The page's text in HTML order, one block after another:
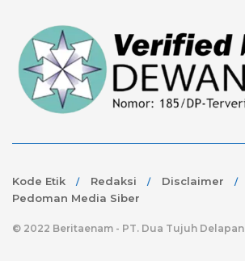
Kode Etik Redaksi
Disclaimer
Pedoman Media Siber
© 2022 Beritaenam - PT. Dua Tujuh Delapan